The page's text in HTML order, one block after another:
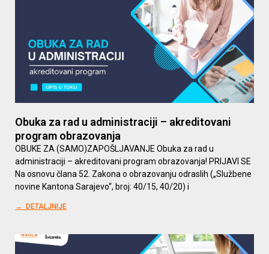
Obuka za rad u administraciji – akreditovani
program obrazovanja
OBUKE ZA (SAMO)ZAPOŠLJAVANJE Obuka za rad u
administraciji – akreditovani program obrazovanja! PRIJAVI SE
Na osnovu člana 52. Zakona o obrazovanju odraslih („Službene
novine Kantona Sarajevo“, broj: 40/15, 40/20) i
→ DETALJNIJE